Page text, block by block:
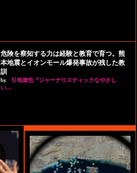
危険を察知する力は経験と教育で育つ。熊
本地震とイオンモール爆発事故が残した教
訓
by
引地達也『ジャーナリスティックなやさし
い…